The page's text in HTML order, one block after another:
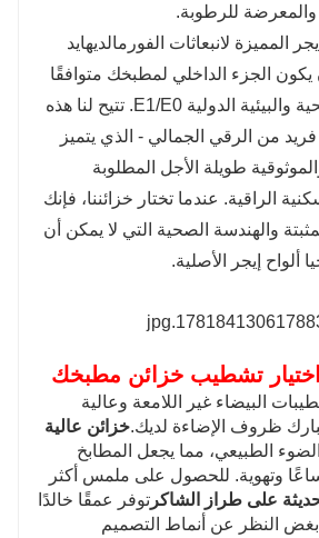
والمعرضة للرطوبة.
المميزة لانبعاثات الفورمالديهايد
الجزء الداخلي لمطبخك متوافقًا
مع أشد المعايير الصحية والبيئية الدولية E1/E0. تتيح لنا هذه
من الرقي الجمالي - الذي يتميز
طويلة الأجل المطلوبة
الراقية. عندما تختار خزائننا، فإنك
والهندسة الصحية التي لا يمكن أن
ألواح إيجر الأصلية.
تشطيب خزائن مطبخك
البيضاء غير اللامعة وعالية
ظروف الإضاءة لديك.خزائن عالية
الطبيعي، مما يجعل المطابخ
وتهوية. للحصول على ملمس أكثر
الحديثة على طراز الشاكر توفر عمقًا خالدًا
النظر عن أنماط التصميم